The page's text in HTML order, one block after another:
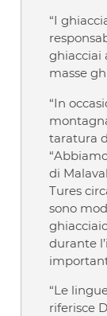
“I
ghiacciai
masse
“In
taratura
di
Tures
sono
durante
“Le
riferisce